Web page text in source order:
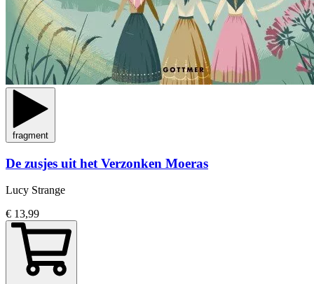
fragment
De zusjes uit het Verzonken Moeras
Lucy Strange
€ 13,99